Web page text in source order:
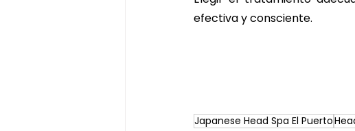
efectiva y consciente.
Japanese Head Spa El Puerto